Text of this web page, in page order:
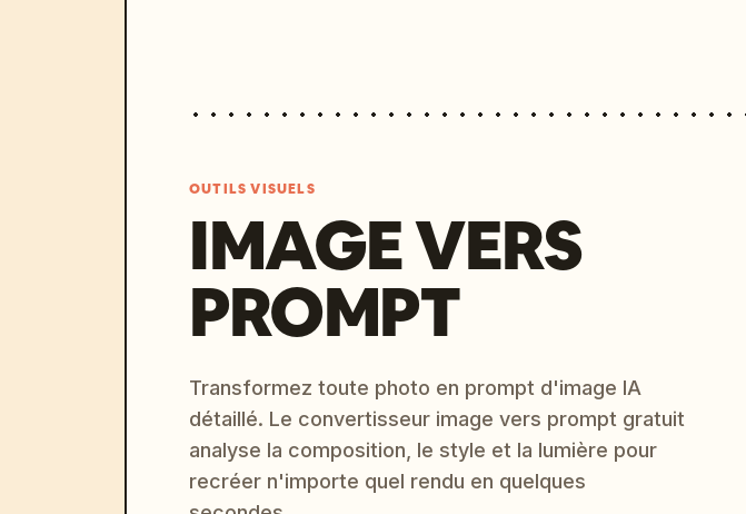
OUTILS VISUELS
IMAGE VERS
PROMPT
Transformez toute photo en prompt d'image IA
détaillé. Le convertisseur image vers prompt gratuit
analyse la composition, le style et la lumière pour
recréer n'importe quel rendu en quelques